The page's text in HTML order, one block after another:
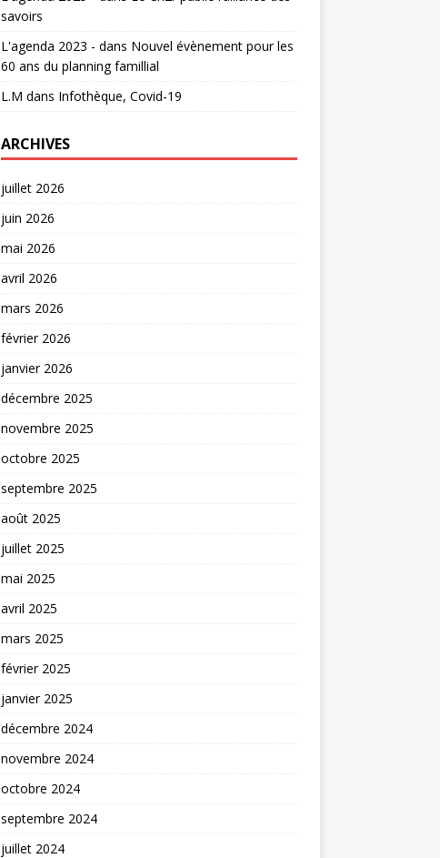
savoirs
L'agenda 2023 - dans Nouvel évènement pour les
60 ans du planning famillial
L.M dans Infothèque, Covid-19
ARCHIVES
juillet 2026
juin 2026
mai 2026
avril 2026
mars 2026
février 2026
janvier 2026
décembre 2025
novembre 2025
octobre 2025
septembre 2025
août 2025
juillet 2025
mai 2025
avril 2025
mars 2025
février 2025
janvier 2025
décembre 2024
novembre 2024
octobre 2024
septembre 2024
juillet 2024